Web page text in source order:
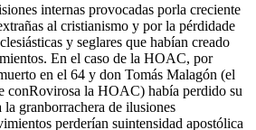
internas provocadas porla creciente
al cristianismo y por la pérdidade
y seglares que habían creado
En el caso de la HOAC, por
en el 64 y don Tomás Malagón (el
conRovirosa la HOAC) había perdido su
granborrachera de ilusiones
perderían suintensidad apostólica